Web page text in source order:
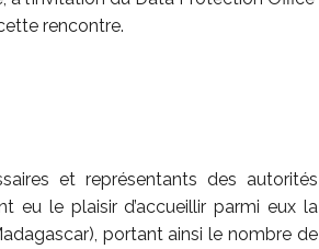
rencontre.
et représentants des autorités
eu le plaisir d’accueillir parmi eux la
portant ainsi le nombre de